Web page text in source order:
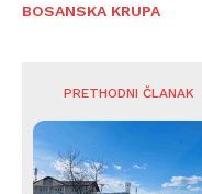
BOSANSKA KRUPA
PRETHODNI ČLANAK